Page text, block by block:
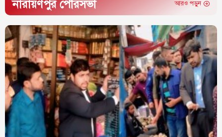
নারায়ণপুর পৌরসভা আরও পড়ুন